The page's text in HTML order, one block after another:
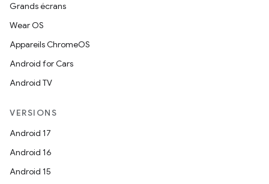
Grands écrans
Wear OS
Appareils ChromeOS
Android for Cars
Android TV
VERSIONS
Android 17
Android 16
Android 15